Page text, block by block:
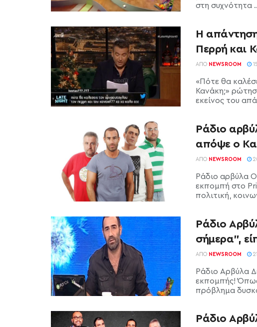
στη συχνότητα
Η
Περρή και
ΑΠΌ NEWSROOM
«Πότε θα
Κανάκη;»
εκείνος του
Ράδιο
απόψε ο
ΑΠΌ NEWSROOM
Ράδιο αρβύλα
εκπομπή στο
πολιτική,
Ράδιο
σήμερα”,
ΑΠΌ NEWSROOM
Ράδιο Αρβύλα
εκπομπής!
πρόβλημα
Ράδιο